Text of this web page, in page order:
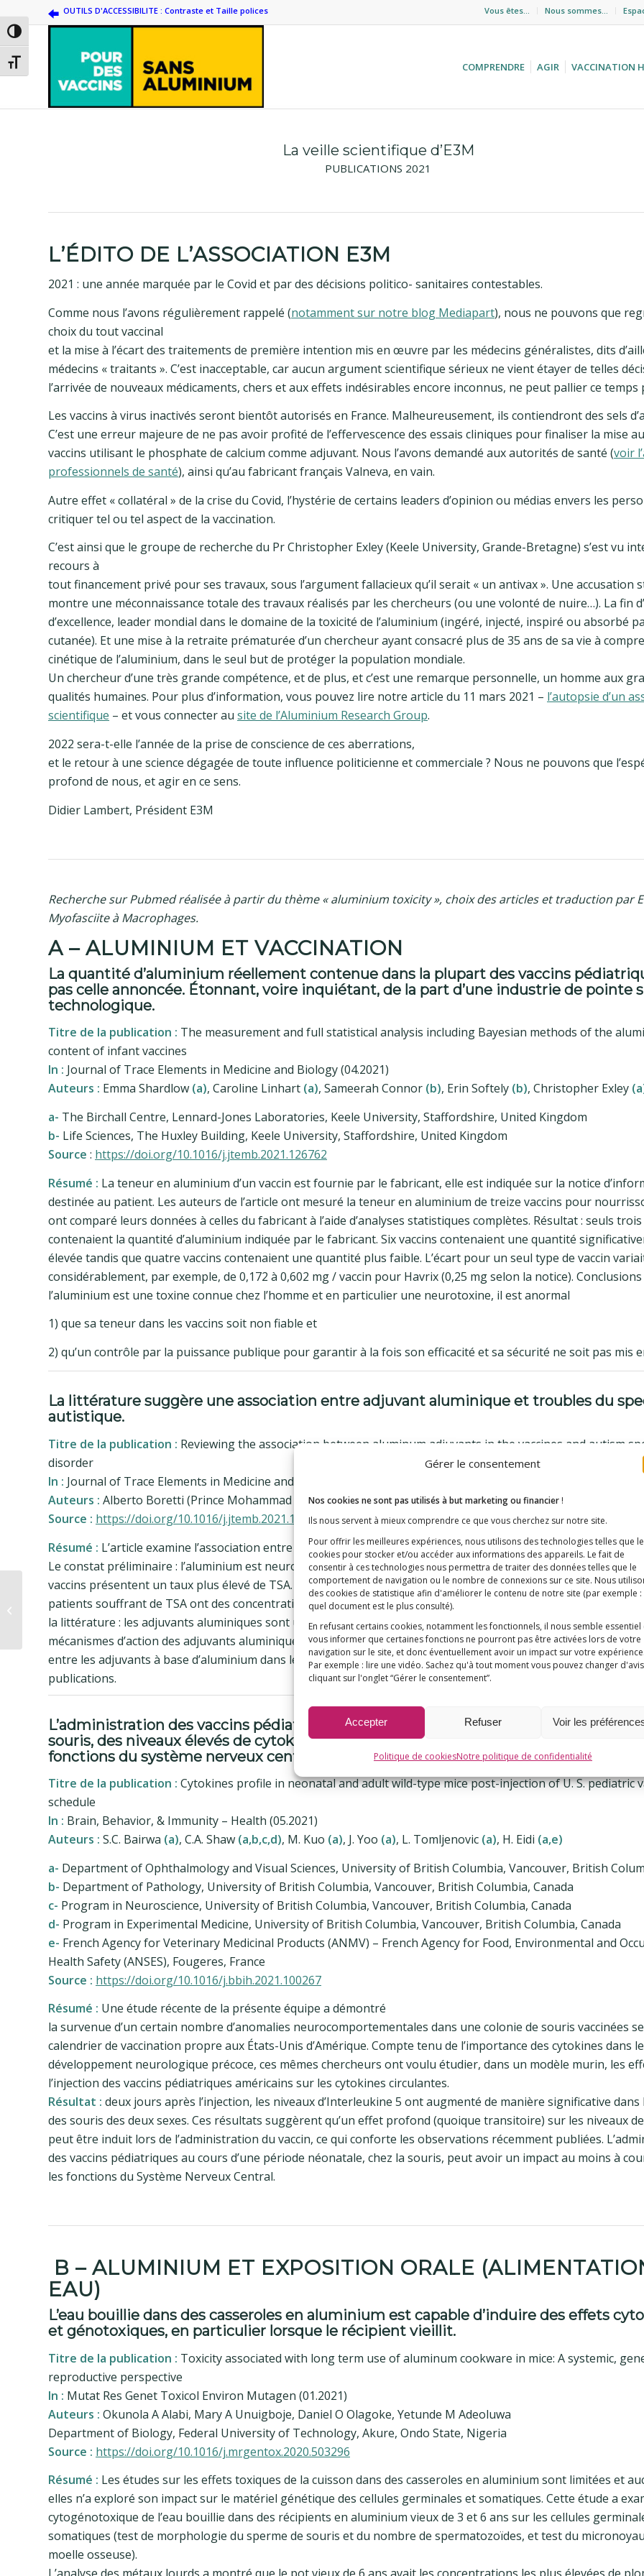
Gérer le consentement
Nos cookies ne sont pas utilisés à but marketing ou financier !
Ils nous servent à mieux comprendre ce que vous cherchez sur notre site.
Pour offrir les meilleures expériences, nous utilisons des technologies telles que
cookies pour stocker et/ou accéder aux informations des appareils. Le fait de
consentir à ces technologies nous permettra de traiter des données telles que le
comportement de navigation ou le nombre de connexions sur ce site. Nous
des cookies de statistique afin d'améliorer le contenu de notre site (par exemple :
quel document est le plus consulté).
En refusant certains cookies, notamment les fonctionnels, il nous semble essentiel
vous informer que certaines fonctions ne pourront pas être activées lors de votre
navigation sur le site, et donc éventuellement avoir un impact sur votre expérience.
Par exemple : lire une vidéo. Sachez qu'à tout moment vous pouvez changer
cliquant sur l'onglet “Gérer le consentement”.
Accepter Refuser Voir les
Politique de cookiesNotre politique de confidentialité
Passer en contraste élevé
Changer la taille de la police
Vous êtes… Nous sommes…
OUTILS D'ACCESSIBILITE : Contraste et Taille polices
COMPRENDRE AGIR VACCINATION
La veille scientifique d’E3M
PUBLICATIONS 2021
L’ÉDITO DE L’ASSOCIATION E3M
2021 : une année marquée par le Covid et par des décisions politico- sanitaires contestables.
Comme nous l’avons régulièrement rappelé (notamment sur notre blog Mediapart), nous ne pouvons que
choix du tout vaccinal
et la mise à l’écart des traitements de première intention mis en œuvre par les médecins généralistes, dits
médecins « traitants ». C’est inacceptable, car aucun argument scientifique sérieux ne vient étayer de telles
l’arrivée de nouveaux médicaments, chers et aux effets indésirables encore inconnus, ne peut pallier ce temps
Les vaccins à virus inactivés seront bientôt autorisés en France. Malheureusement, ils contiendront des sels
C’est une erreur majeure de ne pas avoir profité de l’effervescence des essais cliniques pour finaliser la mise
vaccins utilisant le phosphate de calcium comme adjuvant. Nous l’avons demandé aux autorités de santé (voir
professionnels de santé), ainsi qu’au fabricant français Valneva, en vain.
Autre effet « collatéral » de la crise du Covid, l’hystérie de certains leaders d’opinion ou médias envers les
critiquer tel ou tel aspect de la vaccination.
C’est ainsi que le groupe de recherche du Pr Christopher Exley (Keele University, Grande-Bretagne) s’est vu
recours à
tout financement privé pour ses travaux, sous l’argument fallacieux qu’il serait « un antivax ». Une accusation
montre une méconnaissance totale des travaux réalisés par les chercheurs (ou une volonté de nuire…). La fin
d’excellence, leader mondial dans le domaine de la toxicité de l’aluminium (ingéré, injecté, inspiré ou absorbé
cutanée). Et une mise à la retraite prématurée d’un chercheur ayant consacré plus de 35 ans de sa vie à
cinétique de l’aluminium, dans le seul but de protéger la population mondiale.
Un chercheur d’une très grande compétence, et de plus, et c’est une remarque personnelle, un homme aux
qualités humaines. Pour plus d’information, vous pouvez lire notre article du 11 mars 2021 – l’autopsie d’un
scientifique – et vous connecter au site de l’Aluminium Research Group.
2022 sera-t-elle l’année de la prise de conscience de ces aberrations,
et le retour à une science dégagée de toute influence politicienne et commerciale ? Nous ne pouvons que
profond de nous, et agir en ce sens.
Didier Lambert, Président E3M
Recherche sur Pubmed réalisée à partir du thème « aluminium toxicity », choix des articles et traduction par
Myofasciite à Macrophages.
A – ALUMINIUM ET VACCINATION
La quantité d’aluminium réellement contenue dans la plupart des vaccins
pas celle annoncée. Étonnant, voire inquiétant, de la part d’une industrie de pointe
technologique.
Titre de la publication : The measurement and full statistical analysis including Bayesian methods of the
content of infant vaccines
In : Journal of Trace Elements in Medicine and Biology (04.2021)
Auteurs : Emma Shardlow (a), Caroline Linhart (a), Sameerah Connor (b), Erin Softely (b), Christopher Exley
a- The Birchall Centre, Lennard-Jones Laboratories, Keele University, Staffordshire, United Kingdom
b- Life Sciences, The Huxley Building, Keele University, Staffordshire, United Kingdom
Source : https://doi.org/10.1016/j.jtemb.2021.126762
Résumé : La teneur en aluminium d’un vaccin est fournie par le fabricant, elle est indiquée sur la notice
destinée au patient. Les auteurs de l’article ont mesuré la teneur en aluminium de treize vaccins pour
ont comparé leurs données à celles du fabricant à l’aide d’analyses statistiques complètes. Résultat : seuls trois
contenaient la quantité d’aluminium indiquée par le fabricant. Six vaccins contenaient une quantité
élevée tandis que quatre vaccins contenaient une quantité plus faible. L’écart pour un seul type de vaccin
considérablement, par exemple, de 0,172 à 0,602 mg / vaccin pour Havrix (0,25 mg selon la notice). Conclusions
l’aluminium est une toxine connue chez l’homme et en particulier une neurotoxine, il est anormal
1) que sa teneur dans les vaccins soit non fiable et
2) qu’un contrôle par la puissance publique pour garantir à la fois son efficacité et sa sécurité ne soit pas mis
La littérature suggère une association entre adjuvant aluminique et troubles du
autistique.
Titre de la publication : Reviewing the association between aluminum adjuvants in the vaccines and autism
disorder
In : Journal of Trace Elements in Medicine and Biology (04.2021)
Auteurs : Alberto Boretti (Prince Mohammad Bin Fahd University, P.O. Box 1664, Al Khobar, 31952, Saudi Arabia)
Source : https://doi.org/10.1016/j.jtemb.2021.126764
Résumé : L’article examine l’association entre les adjuvants aluminiques et les troubles du spectre autistique
Le constat préliminaire : l’aluminium est neurotoxique. Les nourrissons qui ont reçu des adjuvants
vaccins présentent un taux plus élevé de TSA. Le comportement des souris change avec l’injection d’aluminium.
patients souffrant de TSA ont des concentrations plus élevées d’aluminium dans leur cerveau. La conclusion de
la littérature : les adjuvants aluminiques sont un facteur étiologique dans les troubles du spectre autistique.
mécanismes d’action des adjuvants aluminiques et leur pharmacodynamie ne sont pas bien caractérisés.
entre les adjuvants à base d’aluminium dans les vaccins et les troubles du spectre autistique est suggérée par
publications.
L’administration des vaccins pédiatriques au cours d’une période néonatale induit,
souris, des niveaux élevés de cytokines, avec un impact au moins à court terme sur
fonctions du système nerveux central.
Titre de la publication : Cytokines profile in neonatal and adult wild-type mice post-injection of U. S. pediatric
schedule
In : Brain, Behavior, & Immunity – Health (05.2021)
Auteurs : S.C. Bairwa (a), C.A. Shaw (a,b,c,d), M. Kuo (a), J. Yoo (a), L. Tomljenovic (a), H. Eidi (a,e)
a- Department of Ophthalmology and Visual Sciences, University of British Columbia, Vancouver, British
b- Department of Pathology, University of British Columbia, Vancouver, British Columbia, Canada
c- Program in Neuroscience, University of British Columbia, Vancouver, British Columbia, Canada
d- Program in Experimental Medicine, University of British Columbia, Vancouver, British Columbia, Canada
e- French Agency for Veterinary Medicinal Products (ANMV) – French Agency for Food, Environmental and
Health Safety (ANSES), Fougeres, France
Source : https://doi.org/10.1016/j.bbih.2021.100267
Résumé : Une étude récente de la présente équipe a démontré
la survenue d’un certain nombre d’anomalies neurocomportementales dans une colonie de souris vaccinées
calendrier de vaccination propre aux États-Unis d’Amérique. Compte tenu de l’importance des cytokines dans le
développement neurologique précoce, ces mêmes chercheurs ont voulu étudier, dans un modèle murin, les
l’injection des vaccins pédiatriques américains sur les cytokines circulantes.
Résultat : deux jours après l’injection, les niveaux d’Interleukine 5 ont augmenté de manière significative dans
des souris des deux sexes. Ces résultats suggèrent qu’un effet profond (quoique transitoire) sur les niveaux
peut être induit lors de l’administration du vaccin, ce qui conforte les observations récemment publiées.
des vaccins pédiatriques au cours d’une période néonatale, chez la souris, peut avoir un impact au moins à
les fonctions du Système Nerveux Central.
B – ALUMINIUM ET EXPOSITION ORALE
EAU)
L’eau bouillie dans des casseroles en aluminium est capable d’induire des effets
et génotoxiques, en particulier lorsque le récipient vieillit.
Titre de la publication : Toxicity associated with long term use of aluminum cookware in mice: A systemic,
reproductive perspective
In : Mutat Res Genet Toxicol Environ Mutagen (01.2021)
Auteurs : Okunola A Alabi, Mary A Unuigboje, Daniel O Olagoke, Yetunde M Adeoluwa
Department of Biology, Federal University of Technology, Akure, Ondo State, Nigeria
Source : https://doi.org/10.1016/j.mrgentox.2020.503296
Résumé : Les études sur les effets toxiques de la cuisson dans des casseroles en aluminium sont limitées et
elles n’a exploré son impact sur le matériel génétique des cellules germinales et somatiques. Cette étude a
cytogénotoxique de l’eau bouillie dans des récipients en aluminium vieux de 3 et 6 ans sur les cellules
somatiques (test de morphologie du sperme de souris et du nombre de spermatozoïdes, et test du
moelle osseuse).
Newsletter de Chris
Exley – Résumé,
extraits